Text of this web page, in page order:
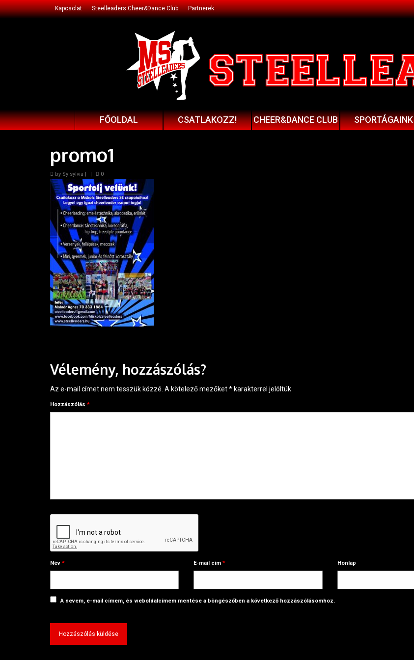
Kapcsolat Steelleaders Cheer&Dance Club Partnerek
FŐOLDAL CSATLAKOZZ! CHEER&DANCE CLUB SPORTÁGAINK
promo1
by Sylsylvia | | 0
Vélemény, hozzászólás?
Az e-mail címet nem tesszük közzé. A kötelező mezőket* karakterrel jelöltük
Hozzászólás *
Név * E-mail cím* Honlap
A nevem, e-mail címem, és weboldalcímem mentése a böngészőben a következő hozzászólásomhoz.